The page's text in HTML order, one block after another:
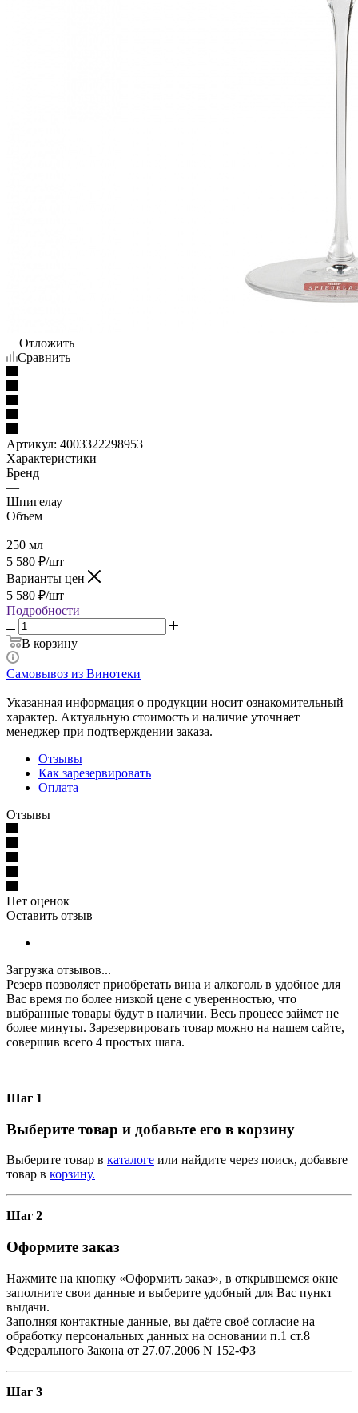
Отложить
Сравнить
Артикул: 4003322298953
Характеристики
Бренд
—
Шпигелау
Объем
—
250 мл
5 580 ₽/шт
Варианты цен
5 580 ₽/шт
Подробности
В корзину
Самовывоз из Винотеки
Указанная информация о продукции носит ознакомительный
характер. Актуальную стоимость и наличие уточняет
менеджер при подтверждении заказа.
Отзывы
Как зарезервировать
Оплата
Отзывы
Нет оценок
Оставить отзыв
Загрузка отзывов...
Резерв позволяет приобретать вина и алкоголь в удобное для
Вас время по более низкой цене с уверенностью, что
выбранные товары будут в наличии. Весь процесс займет не
более минуты. Зарезервировать товар можно на нашем сайте,
совершив всего 4 простых шага.
Шаг 1
Выберите товар и добавьте его в корзину
Выберите товар в каталоге или найдите через поиск, добавьте
товар в корзину.
Шаг 2
Оформите заказ
Нажмите на кнопку «Оформить заказ», в открывшемся окне
заполните свои данные и выберите удобный для Вас пункт
выдачи.
Заполняя контактные данные, вы даёте своё согласие на
обработку персональных данных на основании п.1 ст.8
Федерального Закона от 27.07.2006 N 152-ФЗ
Шаг 3